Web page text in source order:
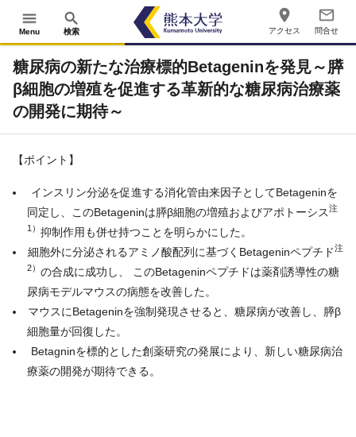
menu
Menu
search
検索
place
アクセス
mail_outline
問合せ
糖尿病の新たな治療標的Betageninを発見～膵
β細胞の増殖を促進する革新的な糖尿病治療薬
の開発に期待～
【ポイント】
インスリン分泌を促進する消化管由来因子としてBetageninを
同定し、このBetageninは膵β細胞の増殖およびアポトーシス注
1）抑制作用も併せ持つことを明らかにした。
細胞外に分泌されるアミノ酸配列に基づくBetageninペプチド注
2） の合成に成功し、 このBetageninペプチドは薬剤誘導性の糖
尿病モデルマウスの病態を改善した。
マウスにBetageninを強制発現させると、糖尿病が改善し、膵β
細胞量が回復した。
Betagninを標的とした創薬研究の発展により、新しい糖尿病治
療薬の開発が期待できる。